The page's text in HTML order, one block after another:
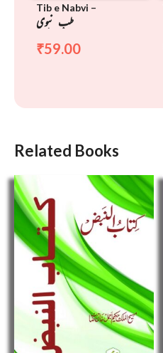
Tib e Nabvi –
طب نبوی
₹59.00
Related Books